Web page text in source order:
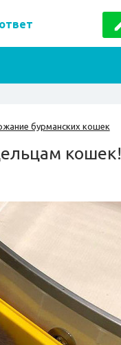
бурманских кошек
кошек!